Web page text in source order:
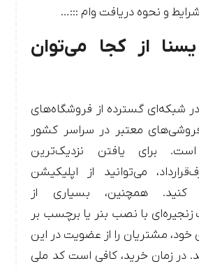
و نحوه دریافت وام :::…
یسنا از کجا می‌توان
شبکه‌ای گسترده از فروشگاه‌های
معتبر در سراسر کشور
برای یافتن نزدیک‌ترین
می‌توانید از اپلیکیشن
کنید. همچنین، بسیاری از
با نصب بنر یا برچسب بر
مشتریان را از عضویت در این
در زمان خرید، کافی است کد ملی